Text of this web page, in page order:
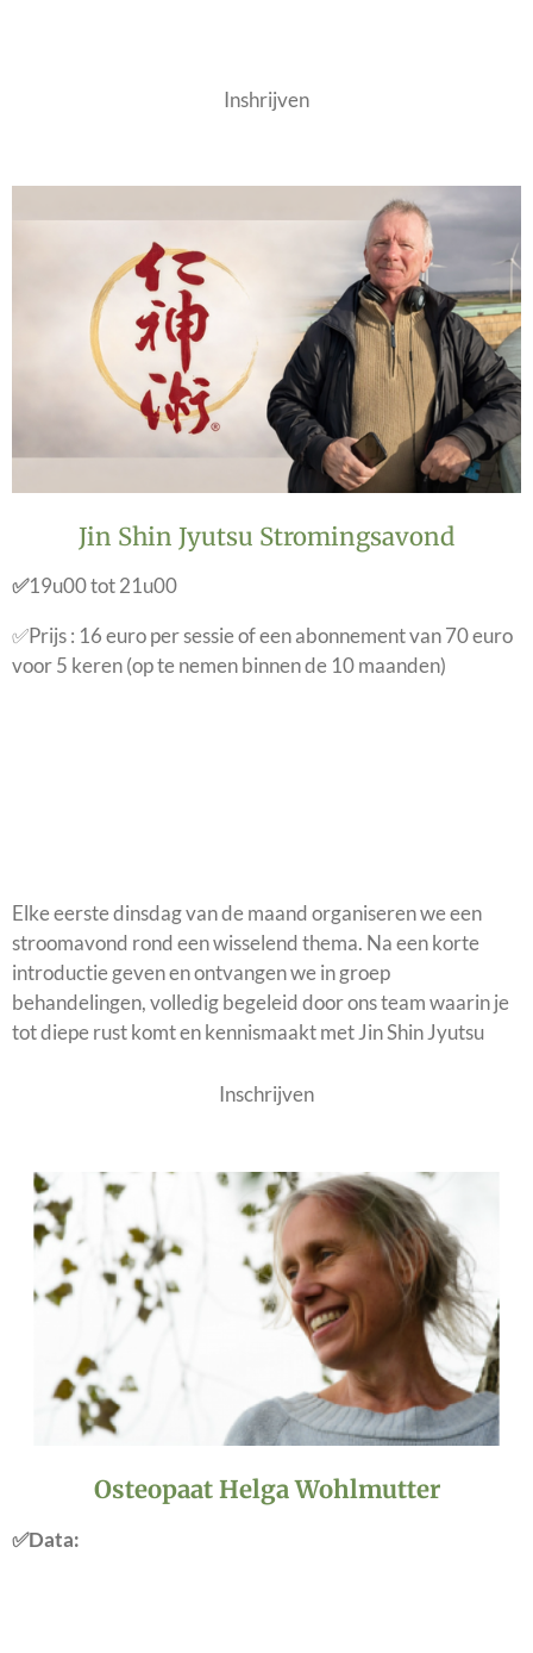
Inshrijven
Jin Shin Jyutsu Stromingsavond
✅19u00 tot 21u00
✅Prijs : 16 euro per sessie of een abonnement van 70 euro
voor 5 keren (op te nemen binnen de 10 maanden)
Elke eerste dinsdag van de maand organiseren we een
stroomavond rond een wisselend thema. Na een korte
introductie geven en ontvangen we in groep
behandelingen, volledig begeleid door ons team waarin je
tot diepe rust komt en kennismaakt met Jin Shin Jyutsu
Inschrijven
Osteopaat Helga Wohlmutter
✅Data: